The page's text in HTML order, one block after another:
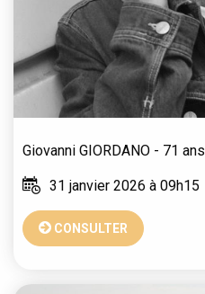
Giovanni GIORDANO - 71 ans
31 janvier 2026 à 09h15
CONSULTER